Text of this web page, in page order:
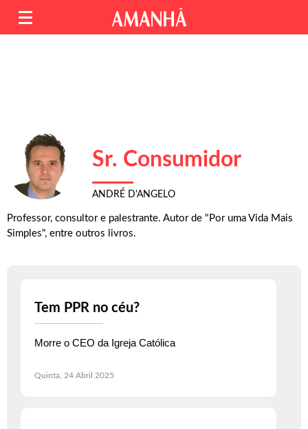
Sr. Consumidor
ANDRÉ D'ANGELO
Professor, consultor e palestrante. Autor de "Por uma Vida Mais
Simples", entre outros livros.
Tem PPR no céu?
Morre o CEO da Igreja Católica
Quinta, 24 Abril 2025